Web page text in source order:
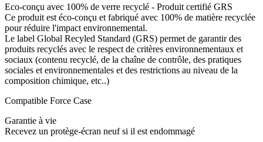
Eco-conçu avec 100% de verre recyclé - Produit certifié GRS
Ce produit est éco-conçu et fabriqué avec 100% de matière recyclée
pour réduire l'impact environnemental.
Le label Global Recyled Standard (GRS) permet de garantir des
produits recyclés avec le respect de critères environnementaux et
sociaux (contenu recyclé, de la chaîne de contrôle, des pratiques
sociales et environnementales et des restrictions au niveau de la
composition chimique, etc..)
Compatible Force Case
Garantie à vie
Recevez un protège-écran neuf si il est endommagé